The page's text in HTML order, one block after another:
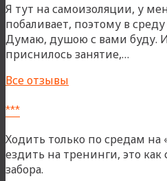
Я тут на самоизоляции, у
побаливает, поэтому в
Думаю, душою с вами буду.
приснилось занятие,…
Все отзывы
***
Ходить только по средам
ездить на тренинги, это
забора.